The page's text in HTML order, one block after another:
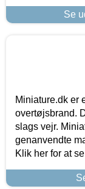
Se
Miniature.dk er
overtøjsbrand.
slags vejr.
genanvendte
Klik her for at